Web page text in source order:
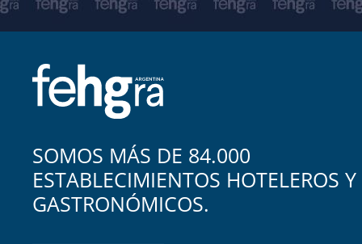
SOMOS MÁS DE 84.000
ESTABLECIMIENTOS HOTELEROS Y
GASTRONÓMICOS.